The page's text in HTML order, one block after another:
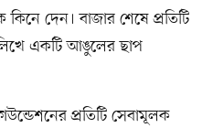
দেন। বাজার শেষে প্রতিটি
একটি আঙুলের ছাপ
প্রতিটি সেবামূলক